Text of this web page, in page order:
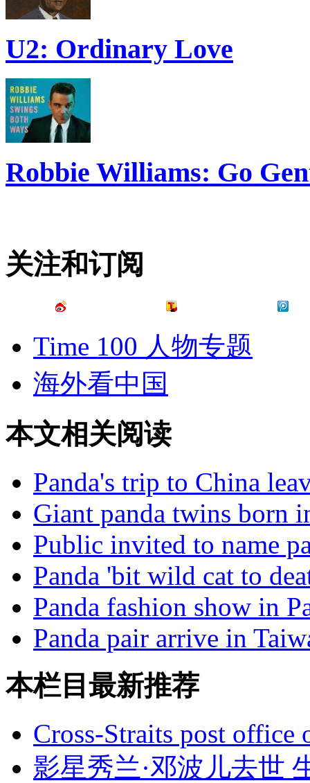
U2: Ordinary Love
Robbie Williams: Go
关注和订阅
Time 100 人物专题
海外看中国
本文相关阅读
Panda's trip to China
Giant panda twins born
Public invited to name
Panda 'bit wild cat to
Panda fashion show in
Panda pair arrive in
本栏目最新推荐
Cross-Straits post office
影星秀兰·邓波儿去世